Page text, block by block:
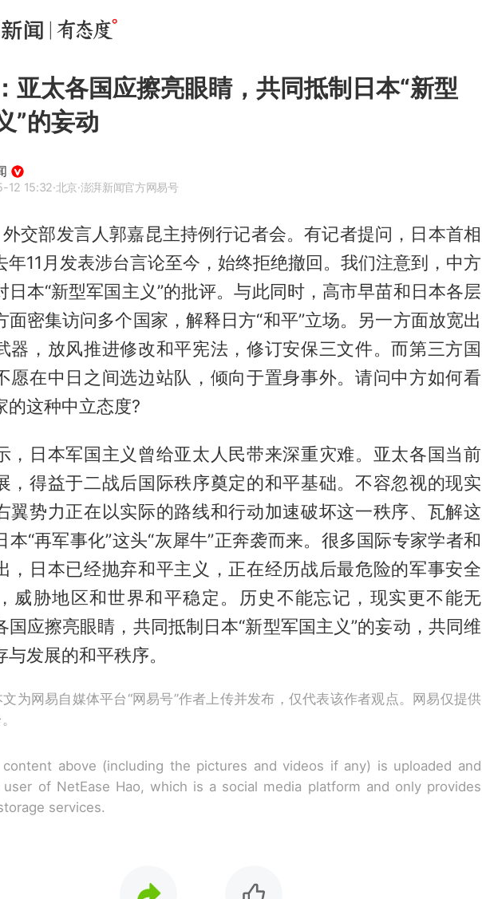
亚太各国应擦亮眼睛，共同抵制日本“新型
”的妄动
12 15:32·北京·澎湃新闻官方网易号
交部发言人郭嘉昆主持例行记者会。有记者提问，日本首相
年11月发表涉台言论至今，始终拒绝撤回。我们注意到，中方
日本“新型军国主义”的批评。与此同时，高市早苗和日本各层
面密集访问多个国家，解释日方“和平”立场。另一方面放宽出
器，放风推进修改和平宪法，修订安保三文件。而第三方国
愿在中日之间选边站队，倾向于置身事外。请问中方如何看
的这种中立态度?
，日本军国主义曾给亚太人民带来深重灾难。亚太各国当前
，得益于二战后国际秩序奠定的和平基础。不容忽视的现实
翼势力正在以实际的路线和行动加速破坏这一秩序、瓦解这
本“再军事化”这头“灰犀牛”正奔袭而来。很多国际专家学者和
，日本已经抛弃和平主义，正在经历战后最危险的军事安全
威胁地区和世界和平稳定。历史不能忘记，现实更不能无
国应擦亮眼睛，共同抵制日本“新型军国主义”的妄动，共同维
发展的和平秩序。
为网易自媒体平台“网易号”作者上传并发布，仅代表该作者观点。网易仅提供
above (including the pictures and videos if any) is uploaded and
of NetEase Hao, which is a social media platform and only provides
services.